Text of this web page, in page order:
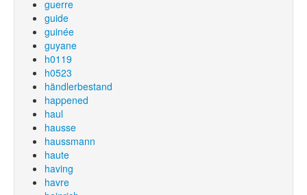
guerre
guide
guinée
guyane
h0119
h0523
händlerbestand
happened
haul
hausse
haussmann
haute
having
havre